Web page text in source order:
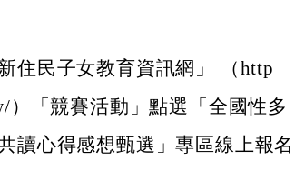
住民子女教育資訊網」 （http
）「競賽活動」點選「全國性多
讀心得感想甄選」專區線上報名